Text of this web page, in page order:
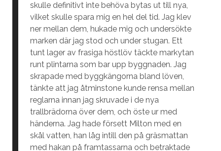
skulle definitivt inte behöva bytas ut till nya,
vilket skulle spara mig en hel del tid. Jag klev
ner mellan dem, hukade mig och undersökte
marken där jag stod och under stugan. Ett
tunt lager av frasiga höstlöv täckte markytan
runt plintarna som bar upp byggnaden. Jag
skrapade med byggkängorna bland löven,
tänkte att jag åtminstone kunde rensa mellan
reglarna innan jag skruvade i de nya
trallbrädorna över dem, och öste ur med
händerna. Jag hade försett Milton med en
skål vatten, han låg intill den på gräsmattan
med hakan på framtassarna och betraktade